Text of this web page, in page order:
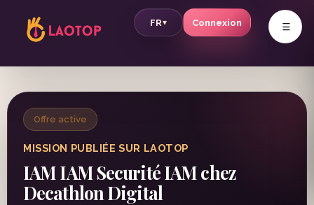
FR▾ Connexion v
Offre active
MISSION PUBLIÉE SUR LAOTOP
IAM IAM Securité IAM chez
Decathlon Digital